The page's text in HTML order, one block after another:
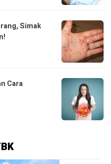
Simak
Cara